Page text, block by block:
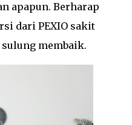
apapun. Berharap
dari PEXIO sakit
membaik.